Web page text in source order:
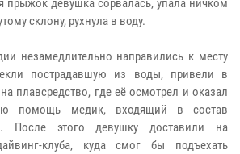
девушка сорвалась, упала ничком
склону, рухнула в воду.
незамедлительно направились к месту
пострадавшую из воды, привели в
плавсредство, где её осмотрел и оказал
помощь медик, входящий в состав
После этого девушку доставили на
клуба, куда смог бы подъехать